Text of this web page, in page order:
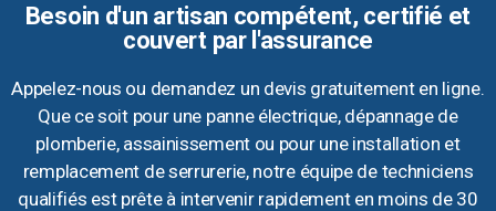
Besoin d'un artisan compétent, certifié et
couvert par l'assurance
Appelez-nous ou demandez un devis gratuitement en ligne.
Que ce soit pour une panne électrique, dépannage de
plomberie, assainissement ou pour une installation et
remplacement de serrurerie, notre équipe de techniciens
qualifiés est prête à intervenir rapidement en moins de 30